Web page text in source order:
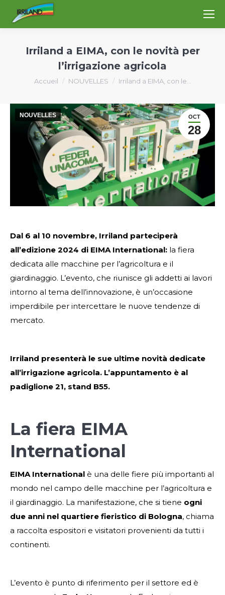
Irriland a EIMA, con le novità per
l’irrigazione agricola
Vous êtes ici :
Accueil NOUVELLES Irriland a EIMA, con le…
OCT
28
NOUVELLES
Dal 6 al 10 novembre, Irriland parteciperà
all’edizione 2024 di EIMA International: la fiera
dedicata alle macchine per l’agricoltura e il
giardinaggio. L’evento, che riunisce gli addetti ai lavori
intorno al tema dell’innovazione, è un’occasione
imperdibile per intercettare le nuove tendenze di
mercato.
Irriland presenterà le sue ultime novità dedicate
all’irrigazione agricola. L’appuntamento è al
padiglione 21, stand B55.
La fiera EIMA
International
EIMA International è una delle fiere più importanti al
mondo nel campo delle macchine per l’agricoltura e
il giardinaggio. La manifestazione, che si tiene ogni
due anni nel quartiere fieristico di Bologna, chiama
a raccolta espositori e visitatori provenienti da tutti i
continenti.
L’evento è punto di riferimento per il settore ed è